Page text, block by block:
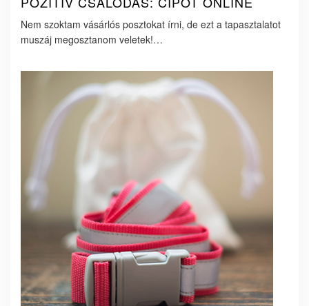
Nem szoktam vásárlós posztokat írni, de ezt a tapasztalatot
muszáj megosztanom veletek!…